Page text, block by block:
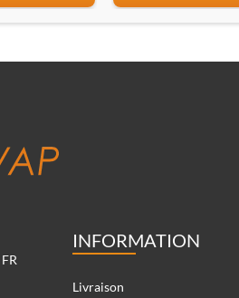
FR
INFORMATION
Livraison